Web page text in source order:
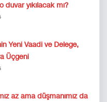
duvar yıkılacak mı?
Yeni Vaadi ve Delege,
Üçgeni
az ama düşmanımız da